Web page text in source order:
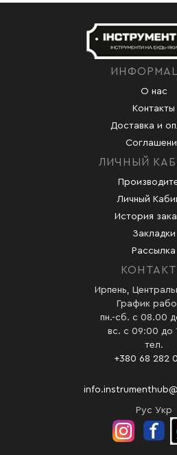
О нас
Контакты
Доставка и
ЛИЧНЫЙ
Личный
История
Закладки
Рассылка
Ирпень,
График
пн.-сб. с 08.00
вс. с 09:00 до
тел.
+380 68 282
Рус Укр